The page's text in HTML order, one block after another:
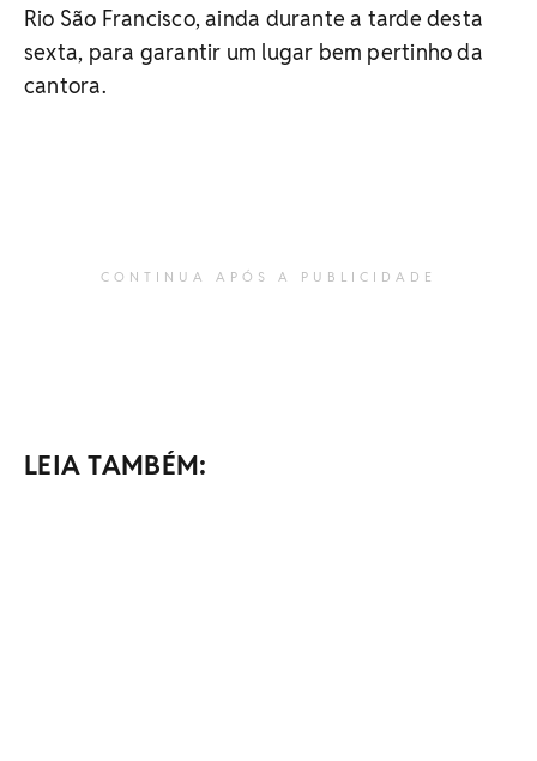
Rio São Francisco, ainda durante a tarde desta
sexta, para garantir um lugar bem pertinho da
cantora.
CONTINUA APÓS A PUBLICIDADE
LEIA TAMBÉM: